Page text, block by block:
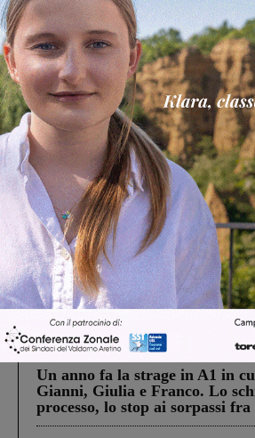
In vetrina 3 Agosto 2026
Estra Notizie agosto: Smart
studenti coinvolti, torna il
debutta il podcast Estrair
Più lette
Cronaca 4 Agosto 2026
Un anno fa la strage in A1 in
Gianni, Giulia e Franco. Lo
processo, lo stop ai sorpassi